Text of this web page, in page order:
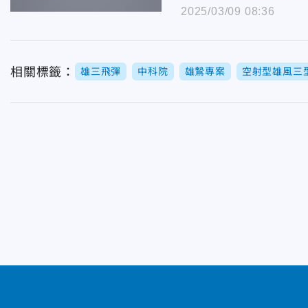
2025/03/09 08:36
相關標籤： 雄三飛彈 中科院 雄鷙專案 空射型雄風三